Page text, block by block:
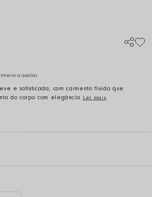
a avaliar
e sofisticada, com caimento fluido que
do corpo com elegância. Ler mais